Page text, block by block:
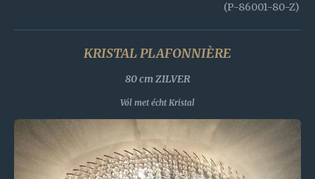
(P-86001-80-Z)
KRISTAL PLAFONNIÈRE
80 cm ZILVER
Vól met écht Kristal